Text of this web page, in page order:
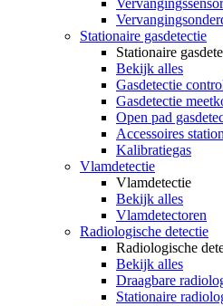
Stationaire gasdetectie
Stationaire
Bekijk alles
Gasdetectie
Gasdetectie
Open pad
Accessoires
Kalibratiegas
Vlamdetectie
Vlamdetectie
Bekijk alles
Vlamdetectoren
Radiologische detectie
Radiologische
Bekijk alles
Draagbare
Stationaire